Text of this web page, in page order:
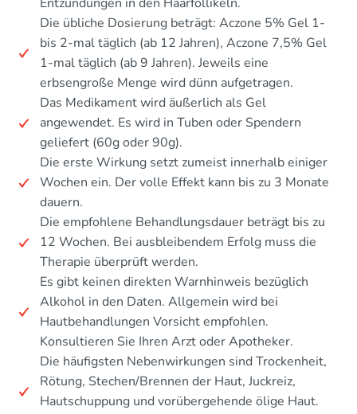
Die übliche Dosierung beträgt: Aczone 5% Gel 1-
bis 2-mal täglich (ab 12 Jahren), Aczone 7,5% Gel
1-mal täglich (ab 9 Jahren). Jeweils eine
erbsengroße Menge wird dünn aufgetragen.
Das Medikament wird äußerlich als Gel
angewendet. Es wird in Tuben oder Spendern
geliefert (60g oder 90g).
Die erste Wirkung setzt zumeist innerhalb einiger
Wochen ein. Der volle Effekt kann bis zu 3 Monate
dauern.
Die empfohlene Behandlungsdauer beträgt bis zu
12 Wochen. Bei ausbleibendem Erfolg muss die
Therapie überprüft werden.
Es gibt keinen direkten Warnhinweis bezüglich
Alkohol in den Daten. Allgemein wird bei
Hautbehandlungen Vorsicht empfohlen.
Konsultieren Sie Ihren Arzt oder Apotheker.
Die häufigsten Nebenwirkungen sind Trockenheit,
Rötung, Stechen/Brennen der Haut, Juckreiz,
Hautschuppung und vorübergehende ölige Haut.